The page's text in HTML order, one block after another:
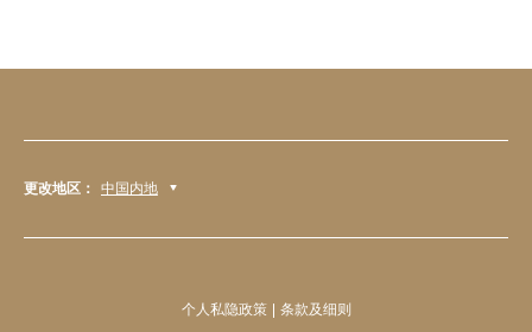
更改地区： 中国内地
个人私隐政策 条款及细则